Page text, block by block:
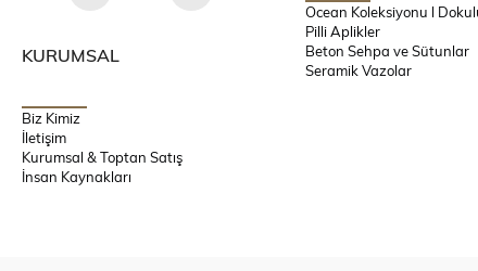
KURUMSAL
Biz Kimiz
İletişim
Kurumsal & Toptan Satış
İnsan Kaynakları
Ocean Koleksiyonu l
Pilli Aplikler
Beton Sehpa ve Sütunlar
Seramik Vazolar